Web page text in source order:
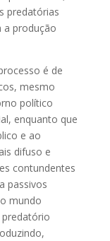
predatórias
a produção
é de
mesmo
político
enquanto que
e ao
difuso e
contundentes
passivos
mundo